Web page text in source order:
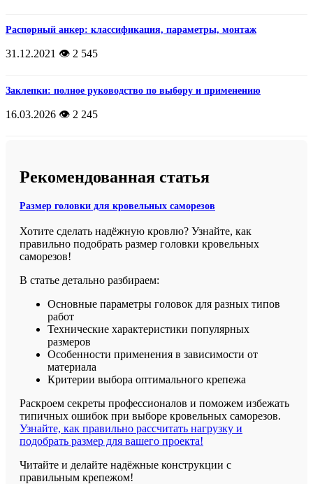
Распорный анкер: классификация, параметры, монтаж
31.12.2021 👁️ 2 545
Заклепки: полное руководство по выбору и применению
16.03.2026 👁️ 2 245
Рекомендованная статья
Размер головки для кровельных саморезов
Хотите сделать надёжную кровлю? Узнайте, как
правильно подобрать размер головки кровельных
саморезов!
В статье детально разбираем:
Основные параметры головок для разных типов
работ
Технические характеристики популярных
размеров
Особенности применения в зависимости от
материала
Критерии выбора оптимального крепежа
Раскроем секреты профессионалов и поможем избежать
типичных ошибок при выборе кровельных саморезов.
Узнайте, как правильно рассчитать нагрузку и
подобрать размер для вашего проекта!
Читайте и делайте надёжные конструкции с
правильным крепежом!